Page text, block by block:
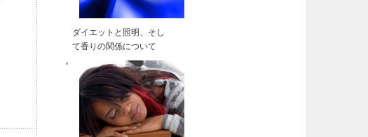
ダイエットと照明、そし
て香りの関係について